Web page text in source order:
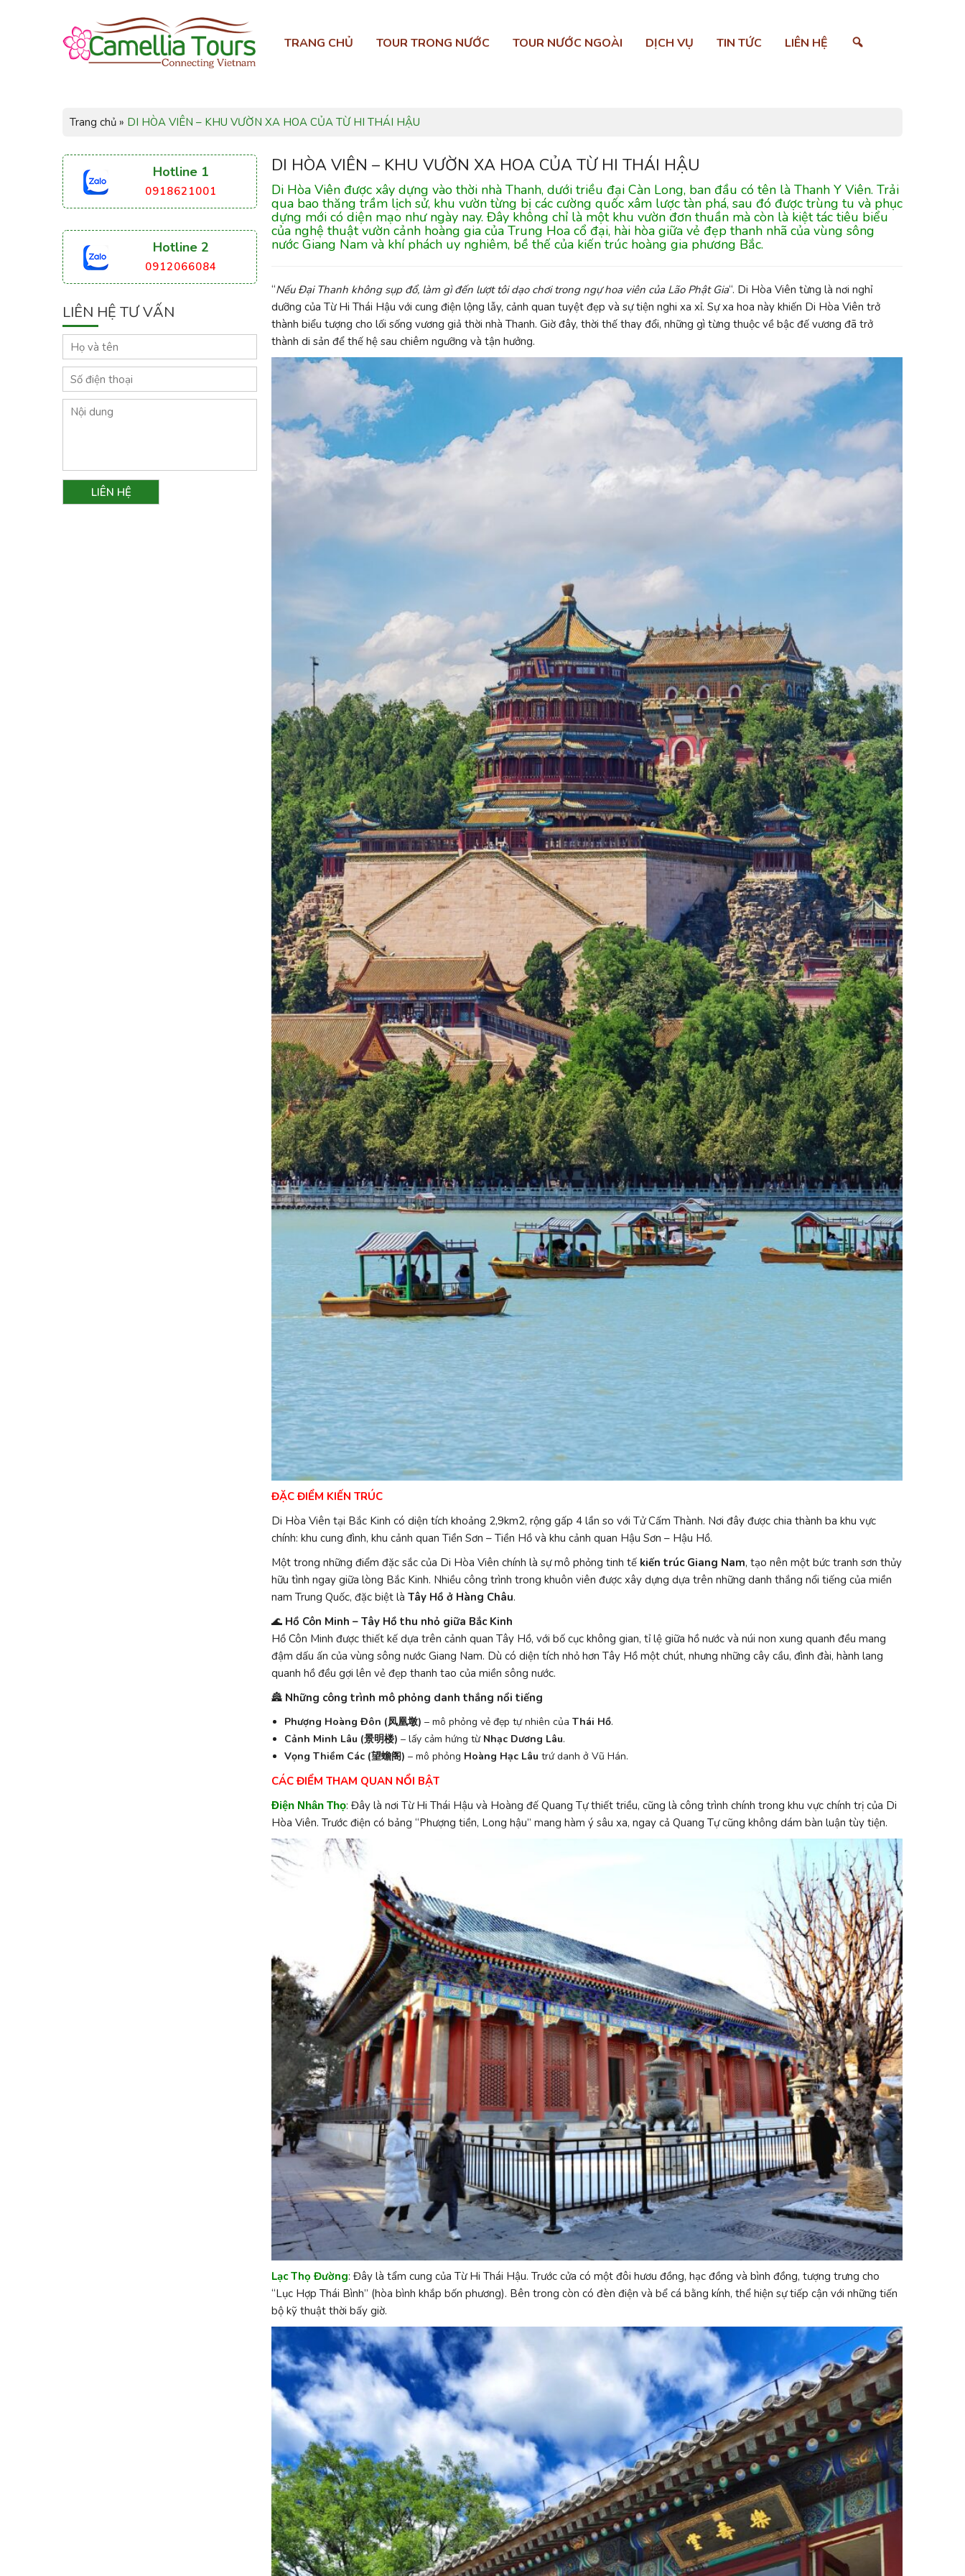
TRANG CHỦ TOUR TRONG NƯỚC TOUR NƯỚC NGOÀI DỊCH VỤ TIN TỨC LIÊN HỆ
Trang chủ » DI HÒA VIÊN – KHU VƯỜN XA HOA CỦA TỪ HI THÁI HẬU
DI HÒA VIÊN – KHU VƯỜN XA HOA CỦA TỪ HI THÁI HẬU
Di Hòa Viên được xây dựng vào thời nhà Thanh, dưới triều đại Càn Long, ban đầu có tên là Thanh Y Viên. Trải
qua bao thăng trầm lịch sử, khu vườn từng bị các cường quốc xâm lược tàn phá, sau đó được trùng tu và phục
dựng mới có diện mạo như ngày nay. Đây không chỉ là một khu vườn đơn thuần mà còn là kiệt tác tiêu biểu
của nghệ thuật vườn cảnh hoàng gia của Trung Hoa cổ đại, hài hòa giữa vẻ đẹp thanh nhã của vùng sông
nước Giang Nam và khí phách uy nghiêm, bề thế của kiến trúc hoàng gia phương Bắc.
“Nếu Đại Thanh không sụp đổ, làm gì đến lượt tôi dạo chơi trong ngự hoa viên của Lão Phật Gia“. Di Hòa Viên từng là nơi nghỉ
dưỡng của Từ Hi Thái Hậu với cung điện lộng lẫy, cảnh quan tuyệt đẹp và sự tiện nghi xa xỉ. Sự xa hoa này khiến Di Hòa Viên trở
thành biểu tượng cho lối sống vương giả thời nhà Thanh. Giờ đây, thời thế thay đổi, những gì từng thuộc về bậc đế vương đã trở
thành di sản để thế hệ sau chiêm ngưỡng và tận hưởng.
ĐẶC ĐIỂM KIẾN TRÚC
Di Hòa Viên tại Bắc Kinh có diện tích khoảng 2,9km2, rộng gấp 4 lần so với Tử Cấm Thành. Nơi đây được chia thành ba khu vực
chính: khu cung đình, khu cảnh quan Tiền Sơn – Tiền Hồ và khu cảnh quan Hậu Sơn – Hậu Hồ.
Một trong những điểm đặc sắc của Di Hòa Viên chính là sự mô phỏng tinh tế kiến trúc Giang Nam, tạo nên một bức tranh sơn thủy
hữu tình ngay giữa lòng Bắc Kinh. Nhiều công trình trong khuôn viên được xây dựng dựa trên những danh thắng nổi tiếng của miền
nam Trung Quốc, đặc biệt là Tây Hồ ở Hàng Châu.
🌊 Hồ Côn Minh – Tây Hồ thu nhỏ giữa Bắc Kinh
Hồ Côn Minh được thiết kế dựa trên cảnh quan Tây Hồ, với bố cục không gian, tỉ lệ giữa hồ nước và núi non xung quanh đều mang
đậm dấu ấn của vùng sông nước Giang Nam. Dù có diện tích nhỏ hơn Tây Hồ một chút, nhưng những cây cầu, đình đài, hành lang
quanh hồ đều gợi lên vẻ đẹp thanh tao của miền sông nước.
🏯 Những công trình mô phỏng danh thắng nổi tiếng
Phượng Hoàng Đôn (凤凰墩) – mô phỏng vẻ đẹp tự nhiên của Thái Hồ.
Cảnh Minh Lâu (景明楼) – lấy cảm hứng từ Nhạc Dương Lâu.
Vọng Thiềm Các (望蟾阁) – mô phỏng Hoàng Hạc Lâu trứ danh ở Vũ Hán.
CÁC ĐIỂM THAM QUAN NỔI BẬT
Điện Nhân Thọ: Đây là nơi Từ Hi Thái Hậu và Hoàng đế Quang Tự thiết triều, cũng là công trình chính trong khu vực chính trị của Di
Hòa Viên. Trước điện có bảng “Phượng tiền, Long hậu” mang hàm ý sâu xa, ngay cả Quang Tự cũng không dám bàn luận tùy tiện.
Lạc Thọ Đường: Đây là tẩm cung của Từ Hi Thái Hậu. Trước cửa có một đôi hươu đồng, hạc đồng và bình đồng, tượng trưng cho
“Lục Hợp Thái Bình” (hòa bình khắp bốn phương). Bên trong còn có đèn điện và bể cá bằng kính, thể hiện sự tiếp cận với những tiến
bộ kỹ thuật thời bấy giờ.
Hotline 1
0918621001
Hotline 2
0912066084
LIÊN HỆ TƯ VẤN